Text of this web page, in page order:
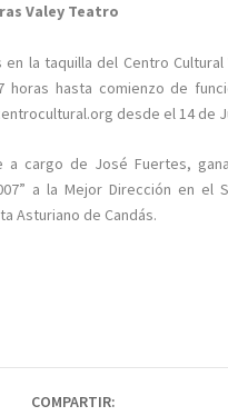
Valey Teatro
la taquilla del Centro Cultural
horas hasta comienzo de
desde el 14 de
a cargo de José Fuertes,
a la Mejor Dirección en el
Asturiano de Candás.
COMPARTIR: